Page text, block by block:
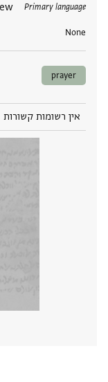
Primary language
None
תגים
prayer
אין רשומות קשורות